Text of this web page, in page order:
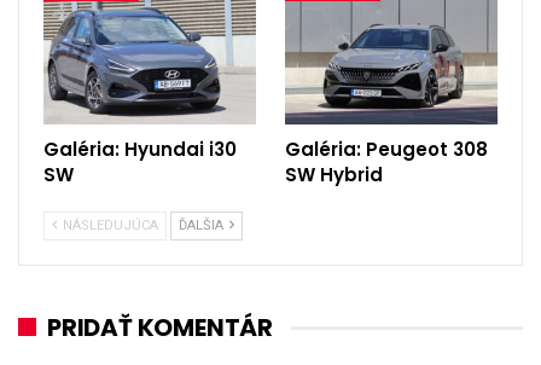
Galéria: Hyundai i30
SW
Galéria: Peugeot 308
SW Hybrid
NÁSLEDUJÚCA ĎALŠIA
PRIDAŤ KOMENTÁR